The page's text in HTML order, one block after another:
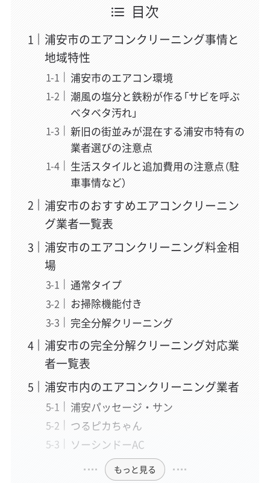
目次
浦安市のエアコンクリーニング事情と
地域特性
浦安市のエアコン環境
潮風の塩分と鉄粉が作る「サビを呼ぶ
ベタベタ汚れ」
新旧の街並みが混在する浦安市特有の
業者選びの注意点
生活スタイルと追加費用の注意点（駐
車事情など）
浦安市のおすすめエアコンクリーニン
グ業者一覧表
浦安市のエアコンクリーニング料金相
場
通常タイプ
お掃除機能付き
完全分解クリーニング
浦安市の完全分解クリーニング対応業
者一覧表
浦安市内のエアコンクリーニング業者
浦安パッセージ・サン
つるピカちゃん
ソーシンドーAC
もっと見る